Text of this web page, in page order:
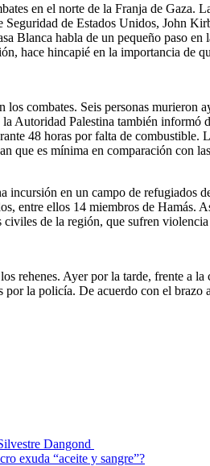
en el norte de la Franja de
de Estados Unidos, John
Blanca habla de un pequeño paso
hace hincapié en la importancia de
combates. Seis personas
Autoridad Palestina también
48 horas por falta de combustible.
que es mínima en comparación con
incursión en un campo de
entre ellos 14 miembros de
de la región, que sufren
rehenes. Ayer por la tarde, frente a
por la policía. De acuerdo con el
Dangond
exuda “aceite y sangre”?